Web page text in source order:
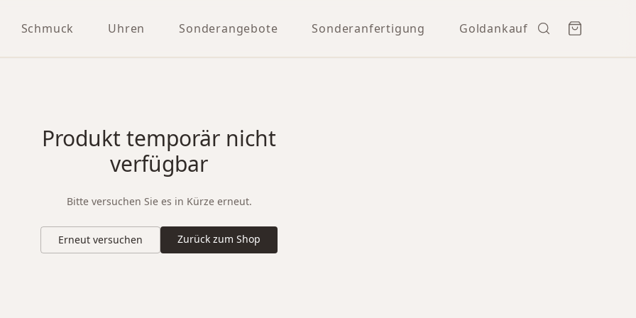
Schmuck Uhren Sonderangebote Sonderanfertigung Goldankauf
Produkt temporär nicht
verfügbar
Bitte versuchen Sie es in Kürze erneut.
Erneut versuchen Zurück zum Shop